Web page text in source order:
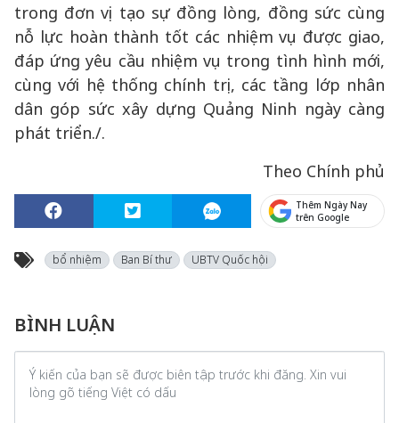
trong đơn vị tạo sự đồng lòng, đồng sức cùng
nỗ lực hoàn thành tốt các nhiệm vụ được giao,
đáp ứng yêu cầu nhiệm vụ trong tình hình mới,
cùng với hệ thống chính trị, các tầng lớp nhân
dân góp sức xây dựng Quảng Ninh ngày càng
phát triển./.
Theo Chính phủ
Thêm Ngày Nay
trên Google
bổ nhiệm Ban Bí thư UBTV Quốc hội
BÌNH LUẬN